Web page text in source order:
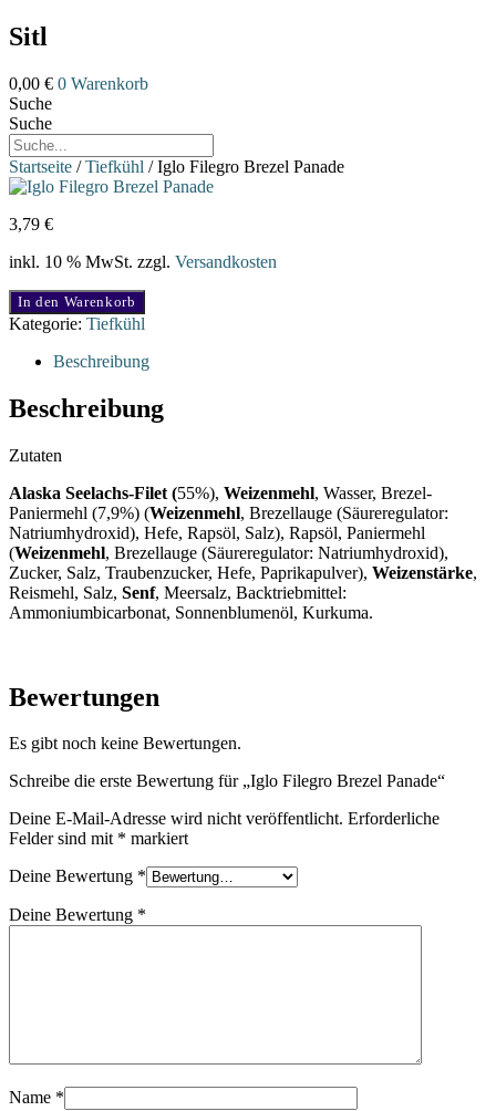
Sitl
0,00 € 0 Warenkorb
Suche
Suche
Startseite /Tiefkühl / Iglo Filegro Brezel Panade
3,79 €
inkl. 10 % MwSt. zzgl. Versandkosten
Iglo
Filegro
Brezel
Panade
In den Warenkorb
Kategorie: Tiefkühl
Beschreibung
Beschreibung
Zutaten
Alaska Seelachs-Filet (55%), Weizenmehl, Wasser, Brezel-
Paniermehl (7,9%) (Weizenmehl, Brezellauge (Säureregulator:
Natriumhydroxid), Hefe, Rapsöl, Salz), Rapsöl, Paniermehl
(Weizenmehl, Brezellauge (Säureregulator: Natriumhydroxid),
Zucker, Salz, Traubenzucker, Hefe, Paprikapulver), Weizenstärke,
Reismehl, Salz, Senf, Meersalz, Backtriebmittel:
Ammoniumbicarbonat, Sonnenblumenöl, Kurkuma.
Bewertungen
Es gibt noch keine Bewertungen.
Schreibe die erste Bewertung für „Iglo Filegro Brezel Panade“
Deine E-Mail-Adresse wird nicht veröffentlicht. Erforderliche
Felder sind mit * markiert
Deine Bewertung *
Deine Bewertung *
Name *